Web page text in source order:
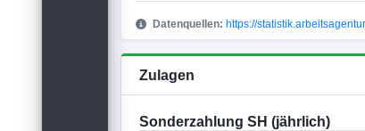
Datenquellen: https://
Zulagen
Sonderzahlung SH (jährlich)